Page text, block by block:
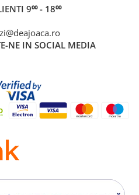
9⁰⁰ - 18⁰⁰
NE IN SOCIAL MEDIA